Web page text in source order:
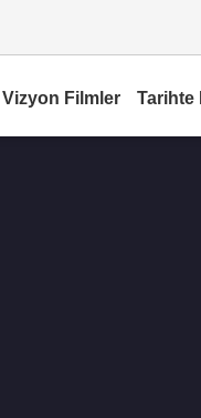
Vizyon Filmler Tarihte